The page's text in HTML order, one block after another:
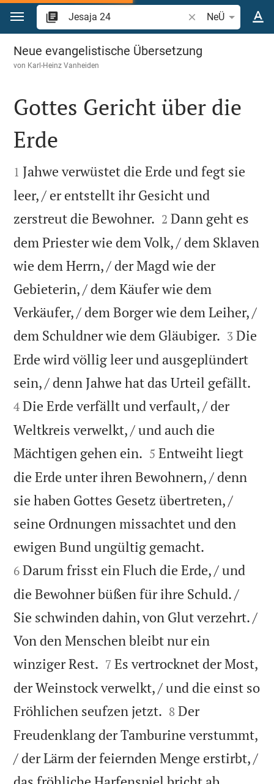
Zum Inhalt springen
Bibelstelle oder
NeÜ
Jesaja 24
Neue evangelistische Übersetzung
von Karl-Heinz Vanheiden

Gottes Gericht über die
Erde

1 Jahwe verwüstet die Erde und fegt sie
leer, / er entstellt ihr Gesicht und
zerstreut die Bewohner. 

2 Dann geht es
dem Priester wie dem Volk, / dem Sklaven
wie dem Herrn, / der Magd wie der
Gebieterin, / dem Käufer wie dem
Verkäufer, / dem Borger wie dem Leiher, /
dem Schuldner wie dem Gläubiger. 

3 Die
Erde wird völlig leer und ausgeplündert
sein, / denn Jahwe hat das Urteil gefällt.
4 Die Erde verfällt und verfault, / der
Weltkreis verwelkt, / und auch die
Mächtigen gehen ein. 

5 Entweiht liegt
die Erde unter ihren Bewohnern, / denn
sie haben Gottes Gesetz übertreten, /
seine Ordnungen missachtet und den
ewigen Bund ungültig gemacht.
6 Darum frisst ein Fluch die Erde, / und
die Bewohner büßen für ihre Schuld. /
Sie schwinden dahin, von Glut verzehrt. /
Von den Menschen bleibt nur ein
winziger Rest. 

7 Es vertrocknet der Most,
der Weinstock verwelkt, / und die einst so
Fröhlichen seufzen jetzt. 

8 Der
Freudenklang der Tamburine verstummt,
/ der Lärm der feiernden Menge erstirbt, /